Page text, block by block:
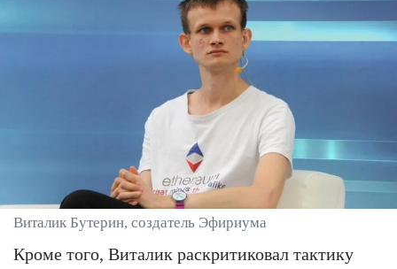
Виталик Бутерин, создатель Эфириума
Кроме того, Виталик раскритиковал тактику